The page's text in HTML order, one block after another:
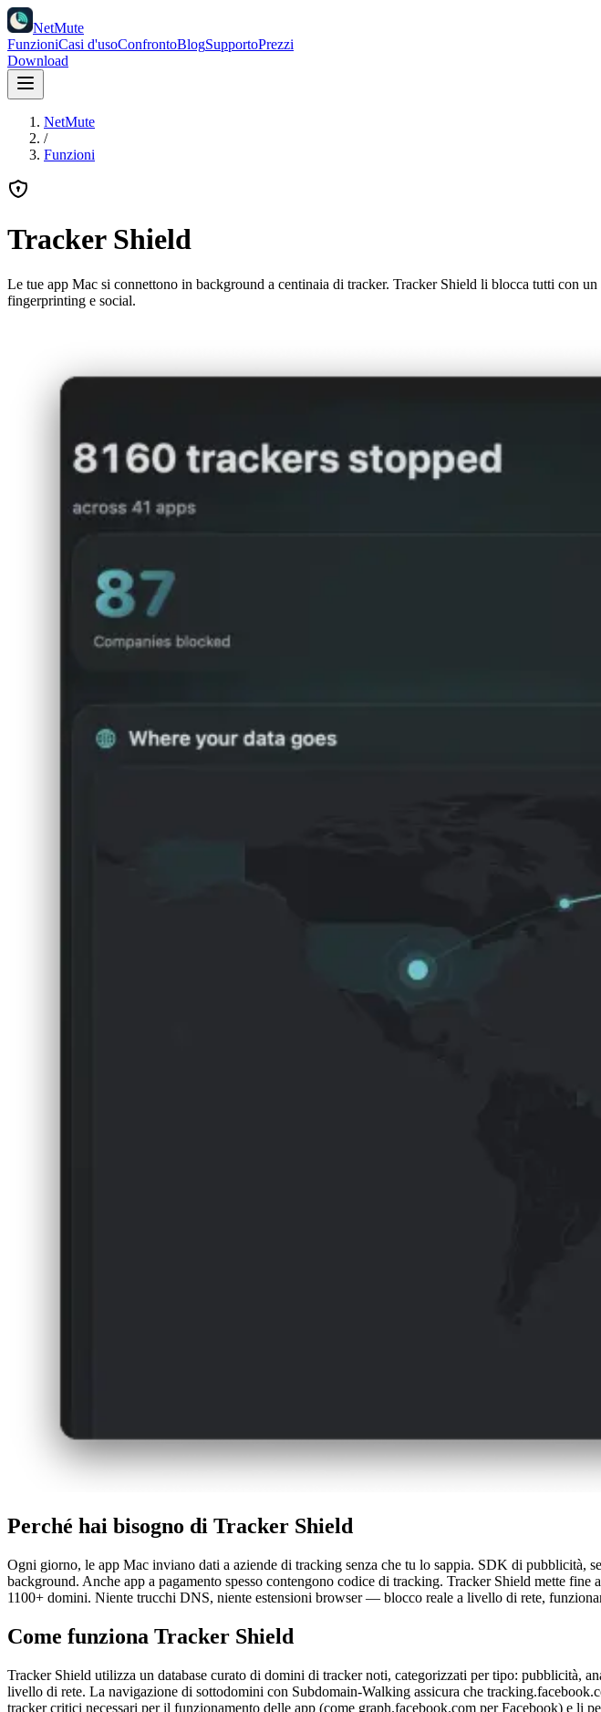
NetMute
FunzioniCasi d'usoConfrontoBlogSupportoPrezzi
Download
NetMute
/
Funzioni
Tracker Shield
Le tue app Mac si connettono in background a centinaia di tracker. Tracker Shield li blocca tutti con
fingerprinting e social.
Perché hai bisogno di Tracker Shield
Ogni giorno, le app Mac inviano dati a aziende di tracking senza che tu lo sappia. SDK di
background. Anche app a pagamento spesso contengono codice di tracking. Tracker Shield mette
1100+ domini. Niente trucchi DNS, niente estensioni browser — blocco reale a livello di rete,
Come funziona Tracker Shield
Tracker Shield utilizza un database curato di domini di tracker noti, categorizzati per tipo: pubblicità,
livello di rete. La navigazione di sottodomini con Subdomain-Walking assicura che
tracker critici necessari per il funzionamento delle app (come graph.facebook.com per Facebook) e li